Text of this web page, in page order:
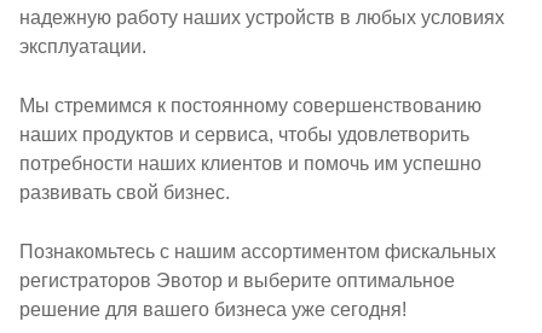
надежную работу наших устройств в любых условиях
эксплуатации.
Мы стремимся к постоянному совершенствованию
наших продуктов и сервиса, чтобы удовлетворить
потребности наших клиентов и помочь им успешно
развивать свой бизнес.
Познакомьтесь с нашим ассортиментом фискальных
регистраторов Эвотор и выберите оптимальное
решение для вашего бизнеса уже сегодня!